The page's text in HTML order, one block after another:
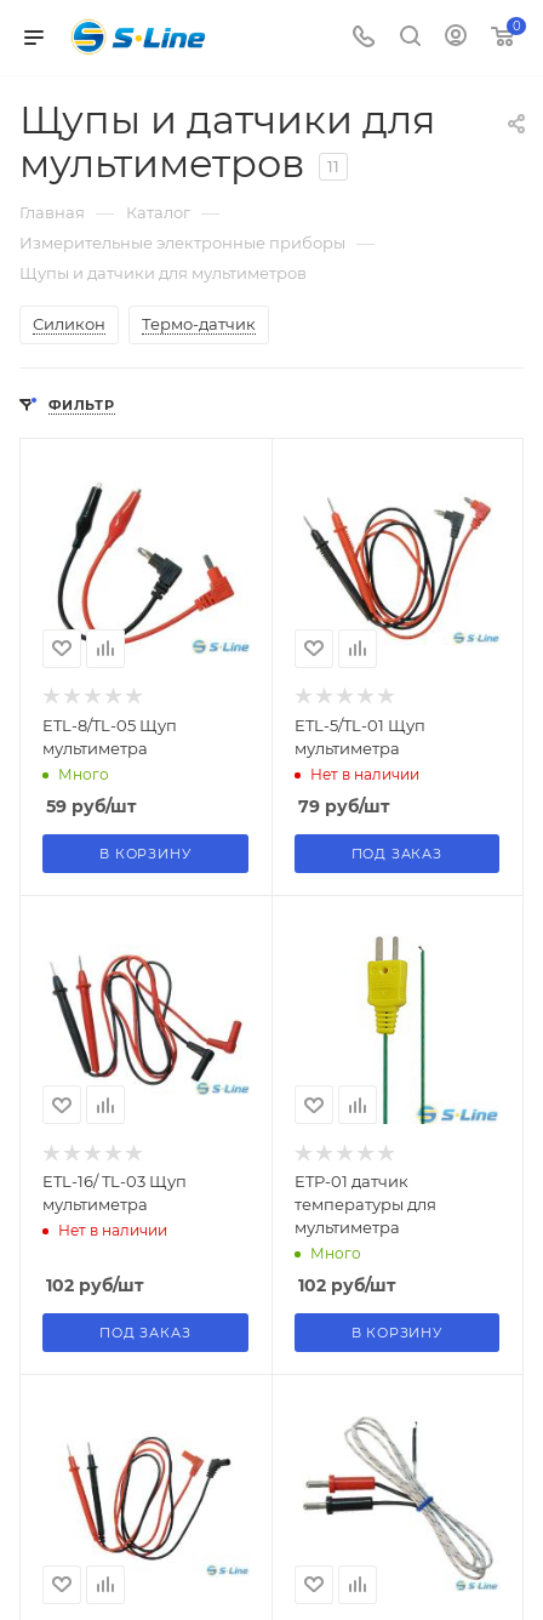
0
Щупы и датчики для
мультиметров
11
Главная — Каталог —
Измерительные электронные приборы —
Щупы и датчики для мультиметров
Силикон Термо-датчик
ФИЛЬТР
ETL-8/TL-05 Щуп
мультиметра
Много
59 руб/шт
В КОРЗИНУ
ETL-5/TL-01 Щуп
мультиметра
Нет в наличии
79руб/шт
ПОД ЗАКАЗ
ETL-16/ TL-03 Щуп
мультиметра
Нет в наличии
102 руб/шт
ПОД ЗАКАЗ
ETP-01 датчик
температуры для
мультиметра
Много
102руб/шт
В КОРЗИНУ